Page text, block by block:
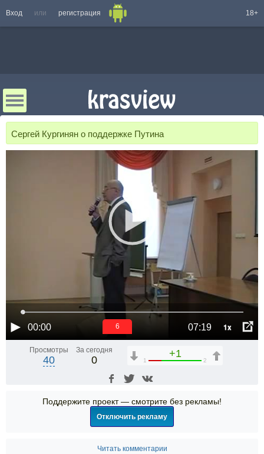
Вход или регистрация 18+
Сергей Кургинян о поддержке Путина
00:00 07:19 1x
6
Просмотры
40
За сегодня
0
+1
1 2
Поддержите проект — смотрите без рекламы!
Отключить рекламу
Читать комментарии